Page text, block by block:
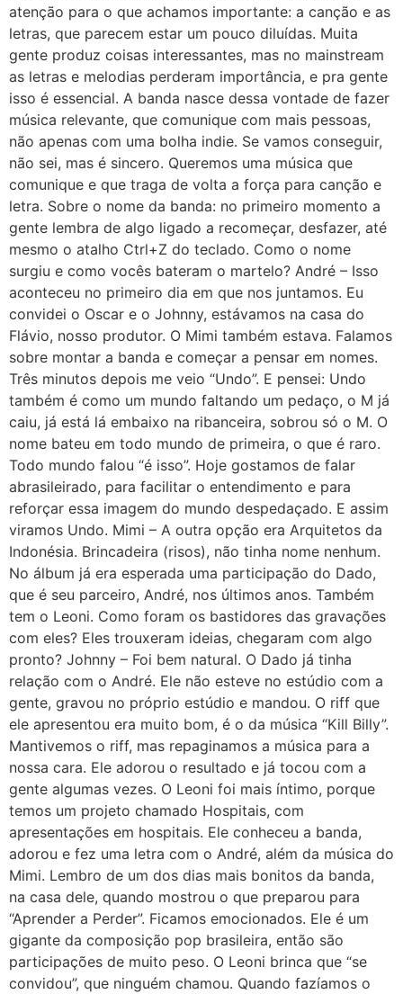
atenção para o que achamos importante: a canção e as
letras, que parecem estar um pouco diluídas. Muita
gente produz coisas interessantes, mas no mainstream
as letras e melodias perderam importância, e pra gente
isso é essencial. A banda nasce dessa vontade de fazer
música relevante, que comunique com mais pessoas,
não apenas com uma bolha indie. Se vamos conseguir,
não sei, mas é sincero. Queremos uma música que
comunique e que traga de volta a força para canção e
letra. Sobre o nome da banda: no primeiro momento a
gente lembra de algo ligado a recomeçar, desfazer, até
mesmo o atalho Ctrl+Z do teclado. Como o nome
surgiu e como vocês bateram o martelo? André – Isso
aconteceu no primeiro dia em que nos juntamos. Eu
convidei o Oscar e o Johnny, estávamos na casa do
Flávio, nosso produtor. O Mimi também estava. Falamos
sobre montar a banda e começar a pensar em nomes.
Três minutos depois me veio “Undo”. E pensei: Undo
também é como um mundo faltando um pedaço, o M já
caiu, já está lá embaixo na ribanceira, sobrou só o M. O
nome bateu em todo mundo de primeira, o que é raro.
Todo mundo falou “é isso”. Hoje gostamos de falar
abrasileirado, para facilitar o entendimento e para
reforçar essa imagem do mundo despedaçado. E assim
viramos Undo. Mimi – A outra opção era Arquitetos da
Indonésia. Brincadeira (risos), não tinha nome nenhum.
No álbum já era esperada uma participação do Dado,
que é seu parceiro, André, nos últimos anos. Também
tem o Leoni. Como foram os bastidores das gravações
com eles? Eles trouxeram ideias, chegaram com algo
pronto? Johnny – Foi bem natural. O Dado já tinha
relação com o André. Ele não esteve no estúdio com a
gente, gravou no próprio estúdio e mandou. O riff que
ele apresentou era muito bom, é o da música “Kill Billy”.
Mantivemos o riff, mas repaginamos a música para a
nossa cara. Ele adorou o resultado e já tocou com a
gente algumas vezes. O Leoni foi mais íntimo, porque
temos um projeto chamado Hospitais, com
apresentações em hospitais. Ele conheceu a banda,
adorou e fez uma letra com o André, além da música do
Mimi. Lembro de um dos dias mais bonitos da banda,
na casa dele, quando mostrou o que preparou para
“Aprender a Perder”. Ficamos emocionados. Ele é um
gigante da composição pop brasileira, então são
participações de muito peso. O Leoni brinca que “se
convidou”, que ninguém chamou. Quando fazíamos o